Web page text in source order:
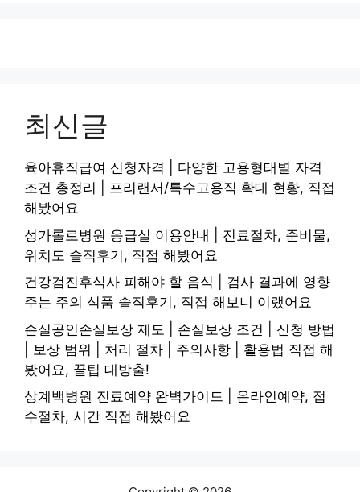
최신글
육아휴직급여 신청자격 | 다양한 고용형태별 자격
조건 총정리 | 프리랜서/특수고용직 확대 현황, 직접
해봤어요
성가롤로병원 응급실 이용안내 | 진료절차, 준비물,
위치도 솔직후기, 직접 해봤어요
건강검진후식사 피해야 할 음식 | 검사 결과에 영향
주는 주의 식품 솔직후기, 직접 해보니 이랬어요
손실공인손실보상 제도 | 손실보상 조건 | 신청 방법
| 보상 범위 | 처리 절차 | 주의사항 | 활용법 직접 해
봤어요, 꿀팁 대방출!
상계백병원 진료예약 완벽가이드 | 온라인예약, 접
수절차, 시간 직접 해봤어요